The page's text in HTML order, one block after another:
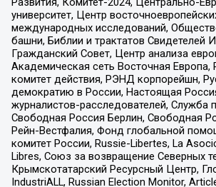
университет, Центр
международных исследований,
башни, Библии и трактатов Свидетелей
Гражданский Совет, Центр анализа
Академическая сеть Восточная Европа,
комитет действия, РЭНД корпорейшн,
демократию в России, Настоящая
журналистов-расследователей, Служба
Свободная Россия Берлин, Свободная
Рейн-Вестфалия, Фонд глобальной
комитет России, Russie-Libertes, La
Libres, Союз за возвращение Северных
Крымскотатарский Ресурсный Центр,
IndustriALL, Russian Election Monitor,